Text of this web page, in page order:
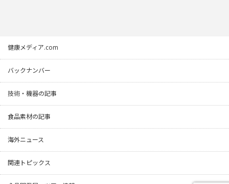
健康メディア.com
バックナンバー
技術・機器の記事
食品素材の記事
海外ニュース
関連トピックス